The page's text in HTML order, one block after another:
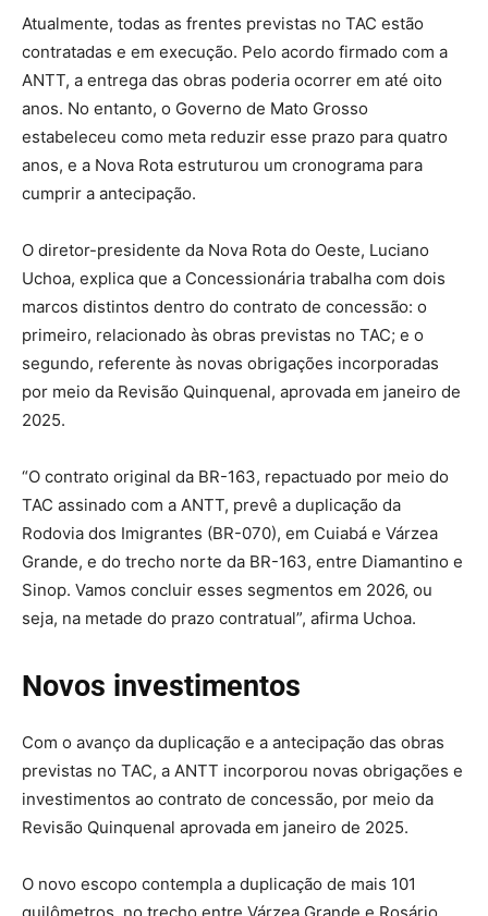
Atualmente, todas as frentes previstas no TAC estão
contratadas e em execução. Pelo acordo firmado com a
ANTT, a entrega das obras poderia ocorrer em até oito
anos. No entanto, o Governo de Mato Grosso
estabeleceu como meta reduzir esse prazo para quatro
anos, e a Nova Rota estruturou um cronograma para
cumprir a antecipação.
O diretor-presidente da Nova Rota do Oeste, Luciano
Uchoa, explica que a Concessionária trabalha com dois
marcos distintos dentro do contrato de concessão: o
primeiro, relacionado às obras previstas no TAC; e o
segundo, referente às novas obrigações incorporadas
por meio da Revisão Quinquenal, aprovada em janeiro de
2025.
“O contrato original da BR-163, repactuado por meio do
TAC assinado com a ANTT, prevê a duplicação da
Rodovia dos Imigrantes (BR-070), em Cuiabá e Várzea
Grande, e do trecho norte da BR-163, entre Diamantino e
Sinop. Vamos concluir esses segmentos em 2026, ou
seja, na metade do prazo contratual”, afirma Uchoa.
Novos investimentos
Com o avanço da duplicação e a antecipação das obras
previstas no TAC, a ANTT incorporou novas obrigações e
investimentos ao contrato de concessão, por meio da
Revisão Quinquenal aprovada em janeiro de 2025.
O novo escopo contempla a duplicação de mais 101